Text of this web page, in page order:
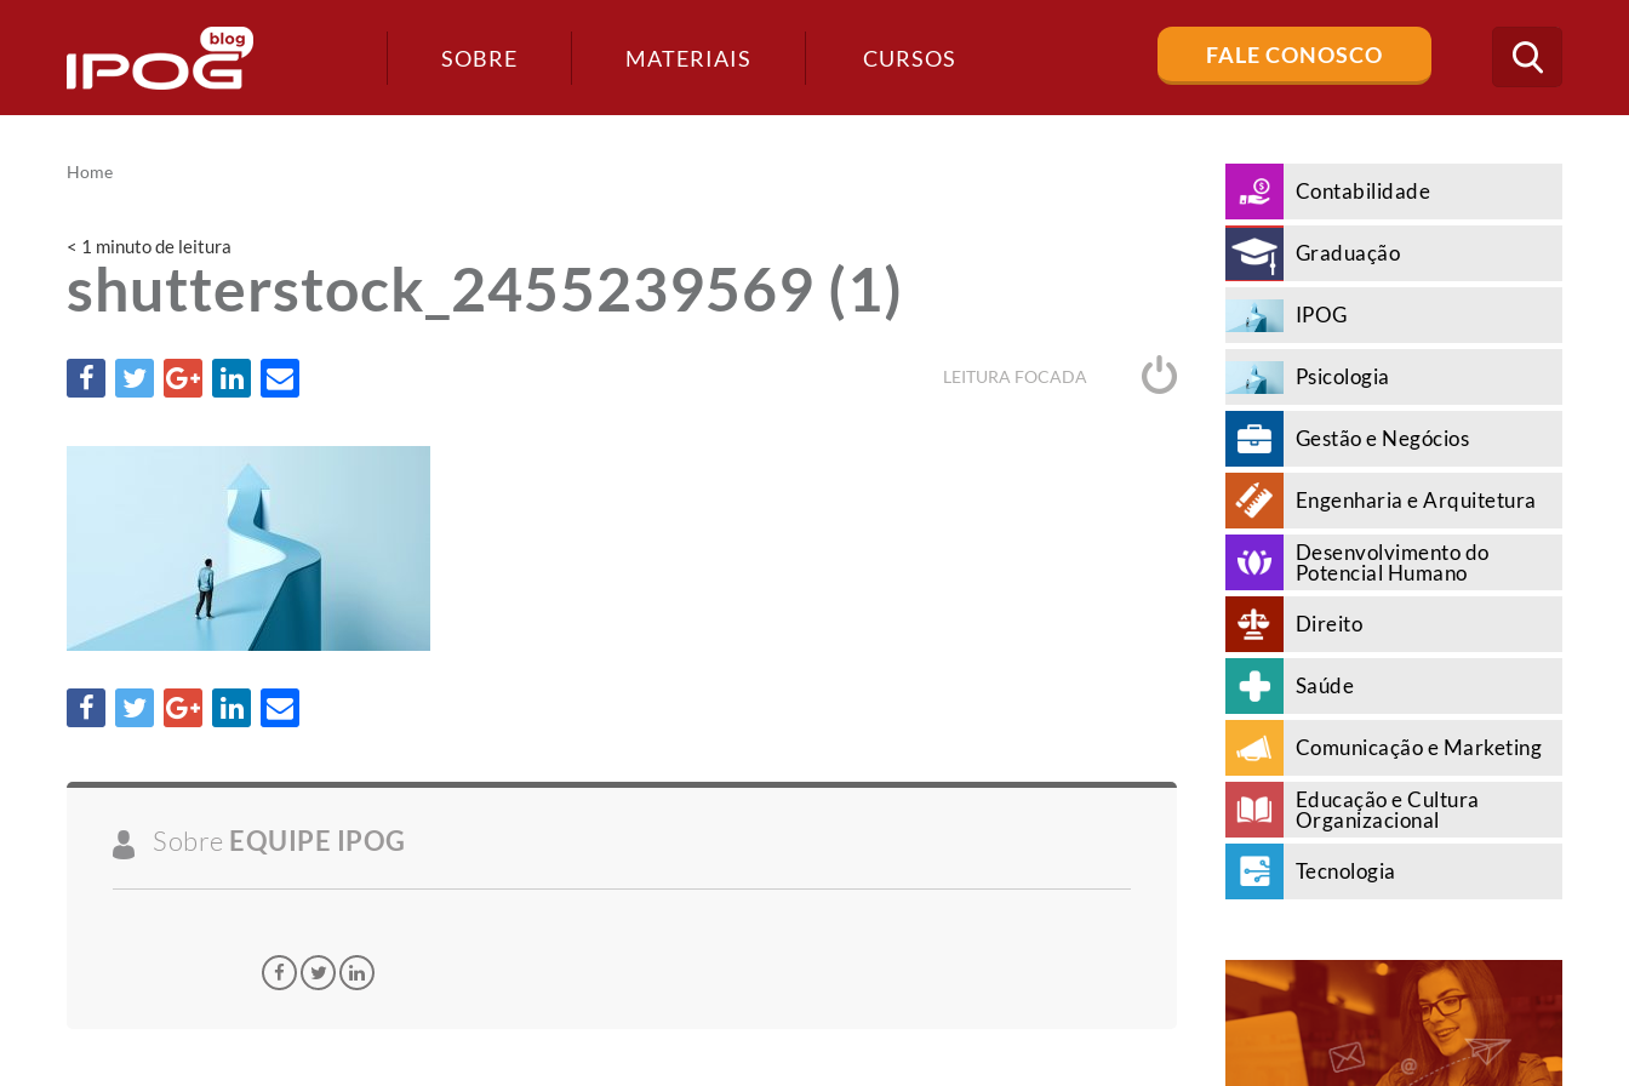
SOBRE MATERIAIS CURSOS FALE CONOSCO
Buscar
no
blog
Home
< 1 minutode leitura
shutterstock_2455239569 (1)
LEITURA FOCADA
Sobre EQUIPE IPOG
Contabilidade
Graduação
IPOG
Psicologia
Gestão e Negócios
Engenharia e Arquitetura
Desenvolvimento do
Potencial Humano
Direito
Saúde
Comunicação e Marketing
Educação e Cultura
Organizacional
Tecnologia